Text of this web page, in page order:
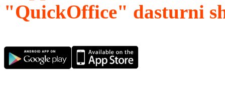
"QuickOffice" dasturni